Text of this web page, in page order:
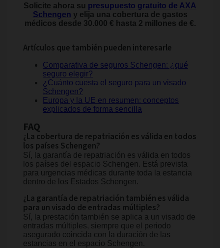
Solicite ahora su presupuesto gratuito de AXA
Schengen y elija una cobertura de gastos
médicos desde 30.000 € hasta 2 millones de €.
Artículos que también pueden interesarle
Comparativa de seguros Schengen: ¿qué
seguro elegir?
¿Cuánto cuesta el seguro para un visado
Schengen?
Europa y la UE en resumen: conceptos
explicados de forma sencilla
FAQ
¿La cobertura de repatriación es válida en todos
los países Schengen?
Sí, la garantía de repatriación es válida en todos
los países del espacio Schengen. Está prevista
para urgencias médicas durante toda la estancia
dentro de los Estados Schengen.
¿La garantía de repatriación también es válida
para un visado de entradas múltiples?
Sí, la prestación también se aplica a un visado de
entradas múltiples, siempre que el periodo
asegurado coincida con la duración de las
estancias en el espacio Schengen.